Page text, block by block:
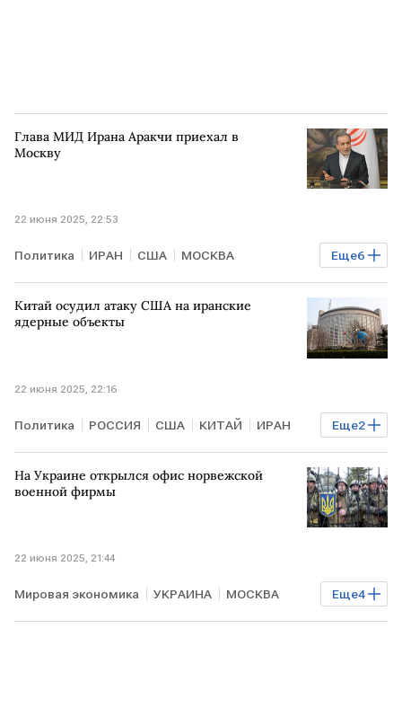
Глава МИД Ирана Аракчи приехал в
Москву
22 июня 2025, 22:53
Еще6
Политика ИРАН США МОСКВА
Мария Захарова Дональд Трамп
Джей Ди Вэнс МИД
Китай осудил атаку США на иранские
ядерные объекты
22 июня 2025, 22:16
Еще2
Политика РОССИЯ США КИТАЙ ИРАН
ООН МАГАТЭ
На Украине открылся офис норвежской
военной фирмы
22 июня 2025, 21:44
Еще4
Мировая экономика УКРАИНА МОСКВА
Киев Сергей Лавров НАТО МИД РФ